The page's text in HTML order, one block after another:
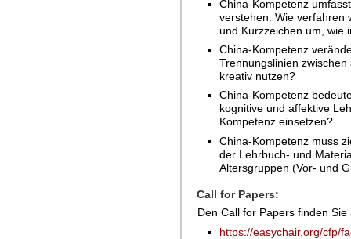
China-Kompetenz
verstehen. Wie verfahren
und Kurzzeichen um, wie
China-Kompetenz
Trennungslinien
kreativ nutzen?
China-Kompetenz
kognitive und affektive
Kompetenz einsetzen?
China-Kompetenz muss
der Lehrbuch- und
Altersgruppen (Vor- und
Call for Papers:
Den Call for Papers finden
https://easychair.org/cfp/